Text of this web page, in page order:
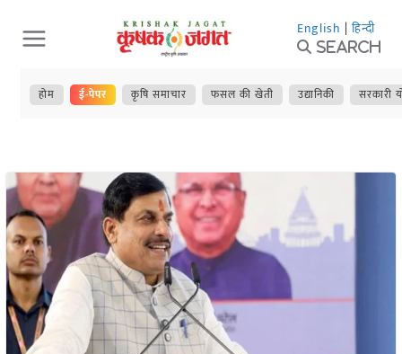
Skip
to
content
English | हिन्दी
Search
होम ई-पेपर कृषि समाचार फसल की खेती उद्यानिकी सरकारी